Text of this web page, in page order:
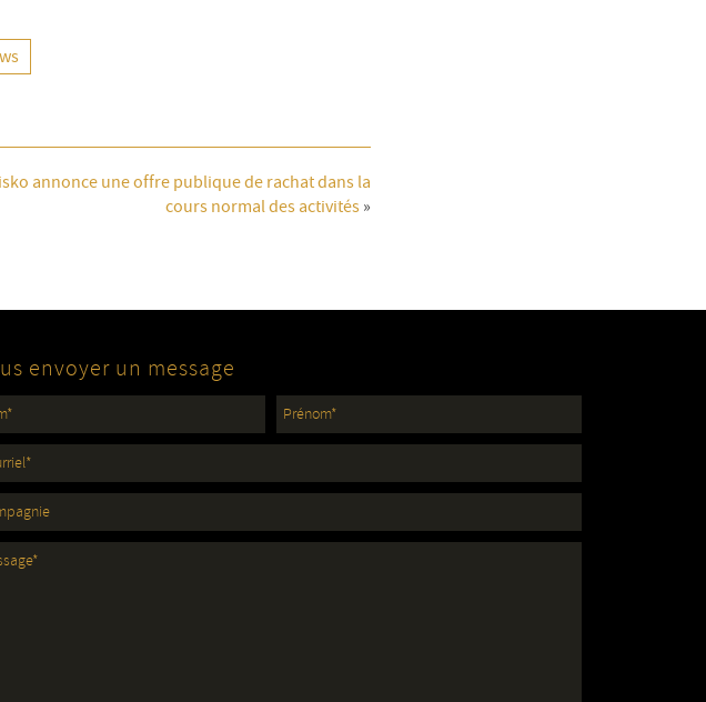
annonce une offre publique de rachat dans la
cours normal des activités »
envoyer un message